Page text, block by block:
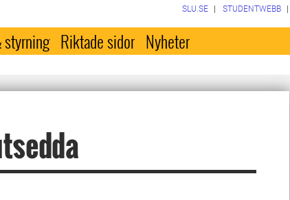
SLU.SE STUDENTWEBB
styrning Riktade sidor Nyheter